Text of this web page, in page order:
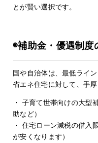
とが賢い選択です。
◉補助金・優遇制度
国や自治体は、最低ライ
省エネ住宅に対して、手
・ 子育て世帯向けの大型
助など）
・ 住宅ローン減税の借入
が安くなります）